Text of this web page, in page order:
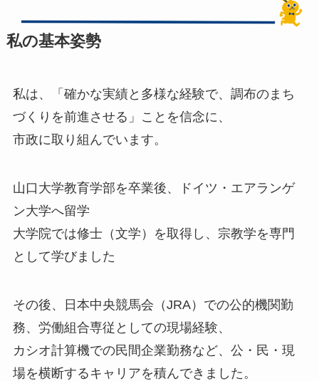
私の基本姿勢
私は、「確かな実績と多様な経験で、調布のまち
づくりを前進させる」ことを信念に、
市政に取り組んでいます。
山口大学教育学部を卒業後、ドイツ・エアランゲ
ン大学へ留学
大学院では修士（文学）を取得し、宗教学を専門
として学びました
その後、日本中央競馬会（JRA）での公的機関勤
務、労働組合専従としての現場経験、
カシオ計算機での民間企業勤務など、公・民・現
場を横断するキャリアを積んできました。